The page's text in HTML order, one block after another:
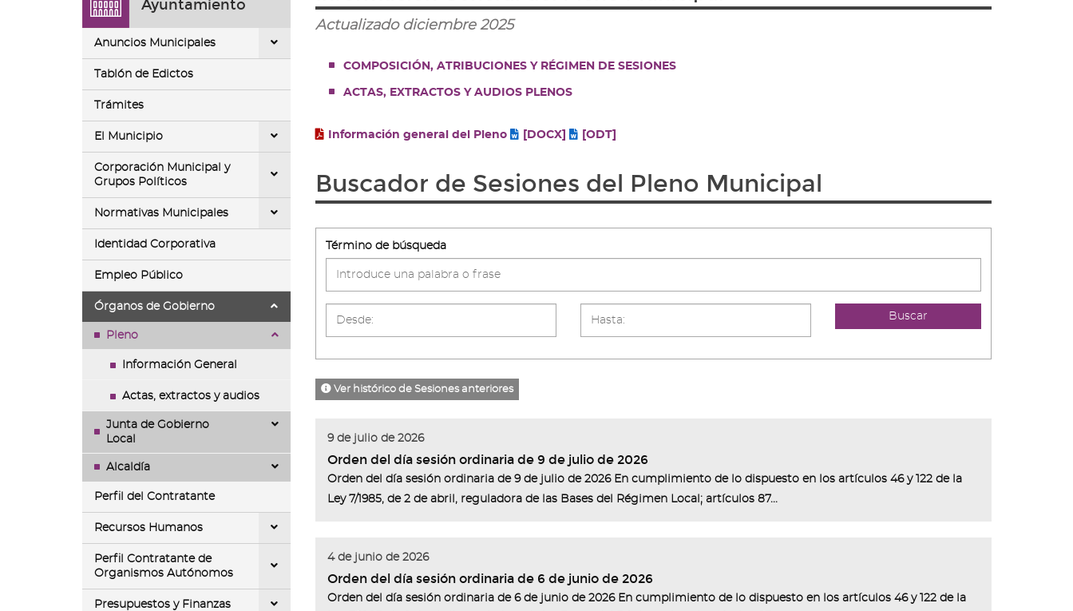
ir
la
de
Ayuntamiento
Anuncios Municipales
Tablón de Edictos
Trámites
El Municipio
Corporación Municipal y
Grupos Políticos
Normativas Municipales
Identidad Corporativa
Empleo Público
Órganos de Gobierno
Pleno
Información General
Actas, extractos y audios
Junta de Gobierno
Local
Alcaldía
Perfil del Contratante
Recursos Humanos
Perfil Contratante de
Organismos Autónomos
Presupuestos y Finanzas
Actualizado diciembre 2025
COMPOSICIÓN, ATRIBUCIONES Y RÉGIMEN DE SESIONES
ACTAS, EXTRACTOS Y AUDIOS PLENOS
Información general del Pleno [DOCX] [ODT]
Buscador de Sesiones del Pleno Municipal
Término de búsqueda
2_d1
2_d2
Buscar
Ver histórico de Sesiones anteriores
9 de julio de 2026
Orden del día sesión ordinaria de 9 de julio de 2026
Orden del día sesión ordinaria de 9 de julio de 2026 En cumplimiento de lo dispuesto en los artículos 46 y 122 de la
Ley 7/1985, de 2 de abril, reguladora de las Bases del Régimen Local; artículos 87...
4 de junio de 2026
Orden del día sesión ordinaria de 6 de junio de 2026
Orden del día sesión ordinaria de 6 de junio de 2026 En cumplimiento de lo dispuesto en los artículos 46 y 122 de la